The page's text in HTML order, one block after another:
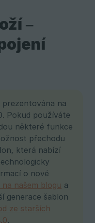
–
prezentována na
Pokud používáte
některé funkce
přechodu
která nabízí
o nové
našem blogu a
generace šablon
ze starších
.